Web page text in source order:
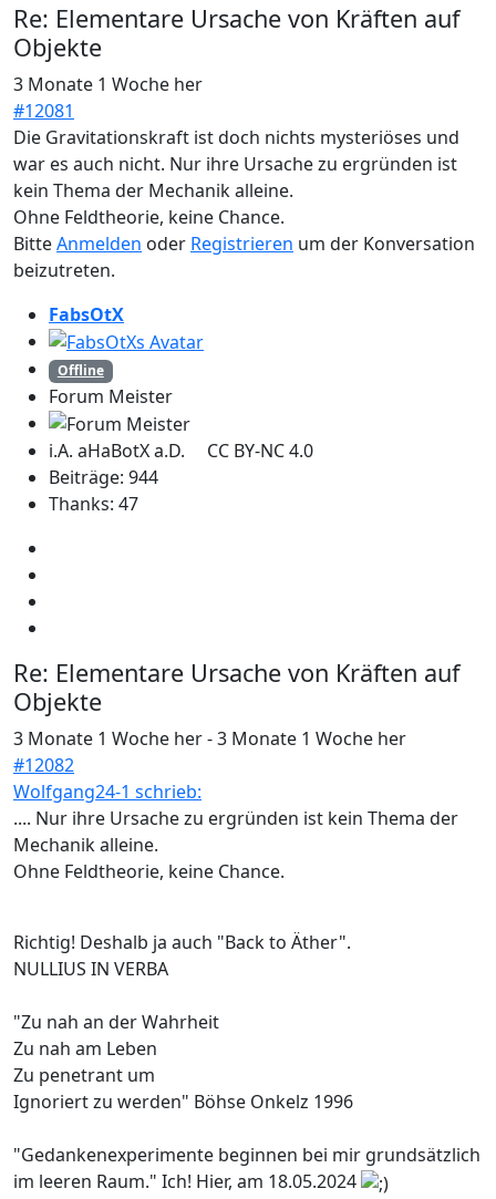
Re: Elementare Ursache von Kräften auf
Objekte
3 Monate 1 Woche her
#12081
Die Gravitationskraft ist doch nichts mysteriöses und
war es auch nicht. Nur ihre Ursache zu ergründen ist
kein Thema der Mechanik alleine.
Ohne Feldtheorie, keine Chance.
BitteAnmelden oder Registrieren um der Konversation
beizutreten.
FabsOtX
Offline
Forum Meister
i.A. aHaBotX a.D. CC BY-NC 4.0
Beiträge: 944
Thanks: 47
Re: Elementare Ursache von Kräften auf
Objekte
3 Monate 1 Woche her-3 Monate 1 Woche her
#12082
Wolfgang24-1 schrieb:
.... Nur ihre Ursache zu ergründen ist kein Thema der
Mechanik alleine.
Ohne Feldtheorie, keine Chance.
Richtig! Deshalb ja auch "Back to Äther".
NULLIUS IN VERBA
"Zu nah an der Wahrheit
Zu nah am Leben
Zu penetrant um
Ignoriert zu werden" Böhse Onkelz 1996
"Gedankenexperimente beginnen bei mir grundsätzlich
im leeren Raum." Ich! Hier, am 18.05.2024